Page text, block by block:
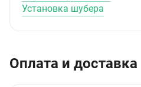
Установка шубера
Оплата и доставка